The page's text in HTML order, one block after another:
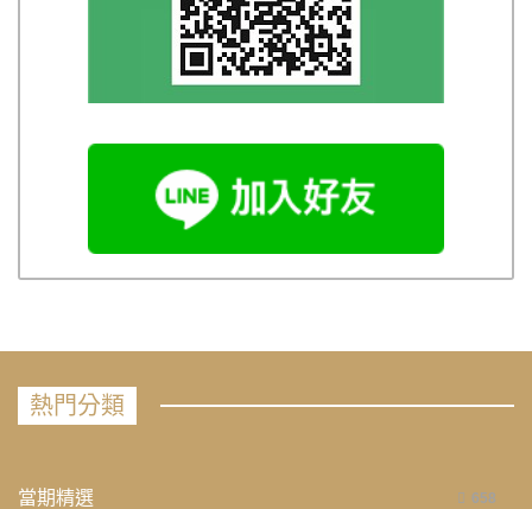
熱門分類
當期精選 658